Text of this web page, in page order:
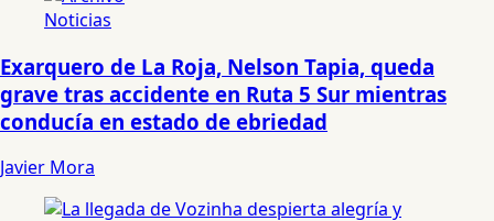
Noticias
Exarquero de La Roja, Nelson Tapia, queda
grave tras accidente en Ruta 5 Sur mientras
conducía en estado de ebriedad
Javier Mora